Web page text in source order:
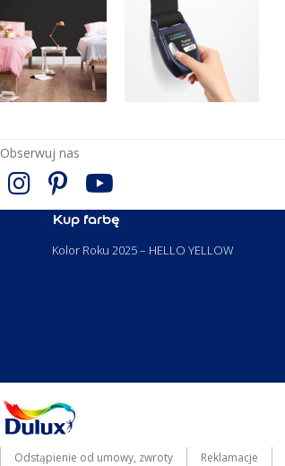
Obserwuj nas
Kup farbę
Kolor Roku 2025 – HELLO YELLOW
Odstąpienie od umowy, zwroty Reklamacje